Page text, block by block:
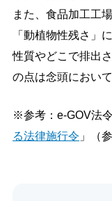
また、食品加工工
「動植物性残さ」
性質やどこで排出
の点は念頭において
※参考：e-GOV法
る法律施行令 」（